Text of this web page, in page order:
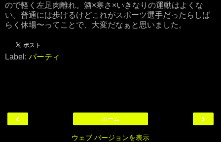
ので軽く左足肉離れ。酒×寒さ×いきなりの運動はよくな
い。普通には歩けるけどこれがスポーツ選手だったらしば
らく休場〜ってことで、大変だなぁと思いました。
Label: パーティ
‹ ›
ホーム
ウェブ バージョンを表示